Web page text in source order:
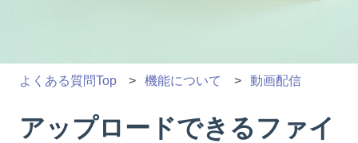
よくある質問Top 機能について 動画配信
アップロードできるファイ